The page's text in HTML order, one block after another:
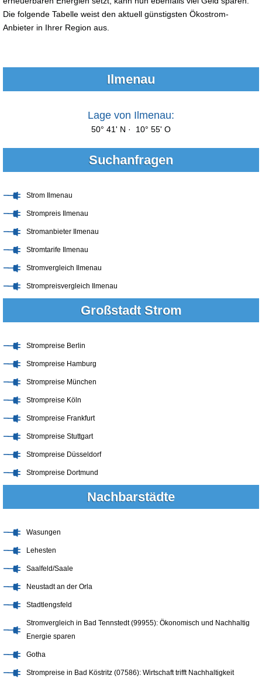
Die folgende Tabelle weist den aktuell günstigsten Ökostrom-
Anbieter in Ihrer Region aus.
Ilmenau
Lage von Ilmenau:
50° 41' N · 10° 55' O
Suchanfragen
Strom Ilmenau
Strompreis Ilmenau
Stromanbieter Ilmenau
Stromtarife Ilmenau
Stromvergleich Ilmenau
Strompreisvergleich Ilmenau
Großstadt Strom
Strompreise Berlin
Strompreise Hamburg
Strompreise München
Strompreise Köln
Strompreise Frankfurt
Strompreise Stuttgart
Strompreise Düsseldorf
Strompreise Dortmund
Nachbarstädte
Wasungen
Lehesten
Saalfeld/Saale
Neustadt an der Orla
Stadtlengsfeld
Stromvergleich in Bad Tennstedt (99955): Ökonomisch und Nachhaltig
Energie sparen
Gotha
Strompreise in Bad Köstritz (07586): Wirtschaft trifft Nachhaltigkeit